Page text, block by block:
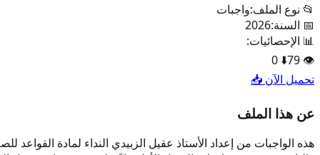
📂 نوع الملف:واجبات
📅 السنة:2026
📊 الإحصائيات:
👁️
79
⬇️
0
تحميل الآن 📥
عن هذا الملف